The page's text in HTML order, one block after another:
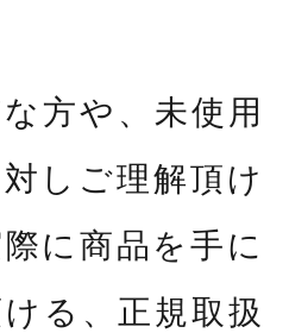
方や、未使用
しご理解頂け
に商品を手に
る、正規取扱